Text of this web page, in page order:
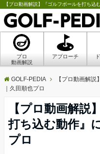
【プロ動画解説】『ゴルフボールを打ち込
プロ
動画解説
アプローチ
GOLF-PEDIA
【プロ動画解
｜久田順也プロ
【プロ動画解説
打ち込む動作』
プロ